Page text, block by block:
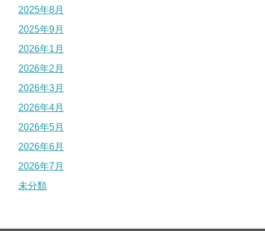
2025年8月
2025年9月
2026年1月
2026年2月
2026年3月
2026年4月
2026年5月
2026年6月
2026年7月
未分類